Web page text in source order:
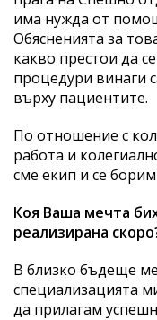
има нужда от
Обясненията за
какво престои да
процедури винаги
върху пациентите.
По отношение с
работа и
сме екип и се
Коя Ваша мечта
реализирана
В близко бъдеще
специализацията
да прилагам